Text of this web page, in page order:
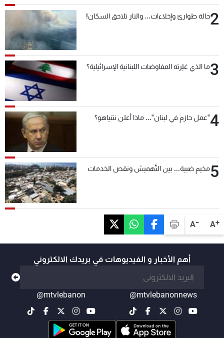
A+
A-
2حالة طوارئ وإخلاءات... والنار تلاحق السكان!
3ما الذي غيّرته المفاوضات اللبنانية الإسرائيلية؟
4"عمل حازم في لبنان"... ماذا أعلن نتنياهو؟
5مخيم ضبية... بين التَّهميش ونقص الخدمات
أهم الأخبار و الفيديوهات في بريدك الالكتروني
@mtvlebanonnews
@mtvlebanon